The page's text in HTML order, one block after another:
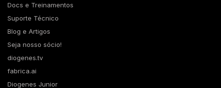
Docs e Treinamentos
Suporte Técnico
Blog e Artigos
Seja nosso sócio!
diogenes.tv
fabrica.ai
Diogenes Junior